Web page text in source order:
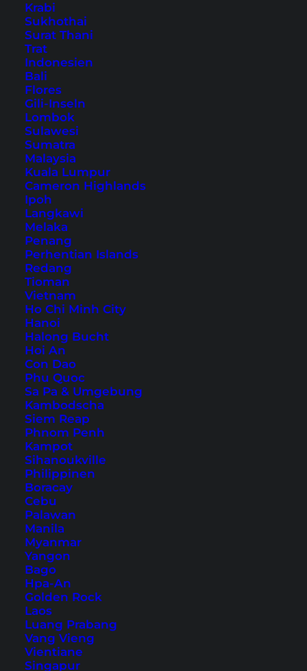
Krabi
Sukhothai
Surat Thani
Trat
Indonesien
Bali
Flores
Gili-Inseln
Lombok
Sulawesi
Sumatra
Malaysia
Kuala Lumpur
Cameron Highlands
Ipoh
Langkawi
Melaka
Penang
Perhentian Islands
Redang
Tioman
Vietnam
Ho Chi Minh City
Hanoi
Halong Bucht
Hoi An
Con Dao
Phu Quoc
Sa Pa & Umgebung
Kambodscha
Siem Reap
Phnom Penh
Kampot
Sihanoukville
Philippinen
Boracay
Cebu
Palawan
Manila
Myanmar
Yangon
Bago
Hpa-An
Golden Rock
Laos
Luang Prabang
Vang Vieng
Vientiane
Singapur
Phangan: Thong Nai Pan
Inhaltsverzeichnis
Übernachtung auf Koh Phangan in Thong
Nai Pan – unser Hoteltipp
Anfahrt und allgemeine Infos
Thong Nai Pan Yai oder Thong Nai Pan
Noi? Welcher ist schöner?
Ausflüge von Thong Nai Pan
Fazit
Wenn du also Strandurlaub machen willst und
sogarabsolute Ruhe
auch auf Koh Phangan einen traumhaften Ort
dafür: Thong Nai Pan im Nordosten der Insel.
Und ganz nebenbei zählen die beiden Strände
von Thong Nai Pan zu den